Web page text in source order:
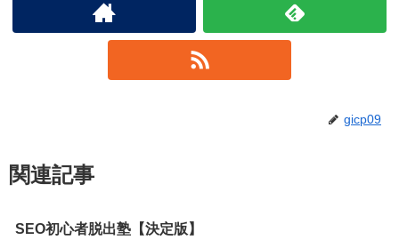
gicp09
関連記事
SEO初心者脱出塾【決定版】